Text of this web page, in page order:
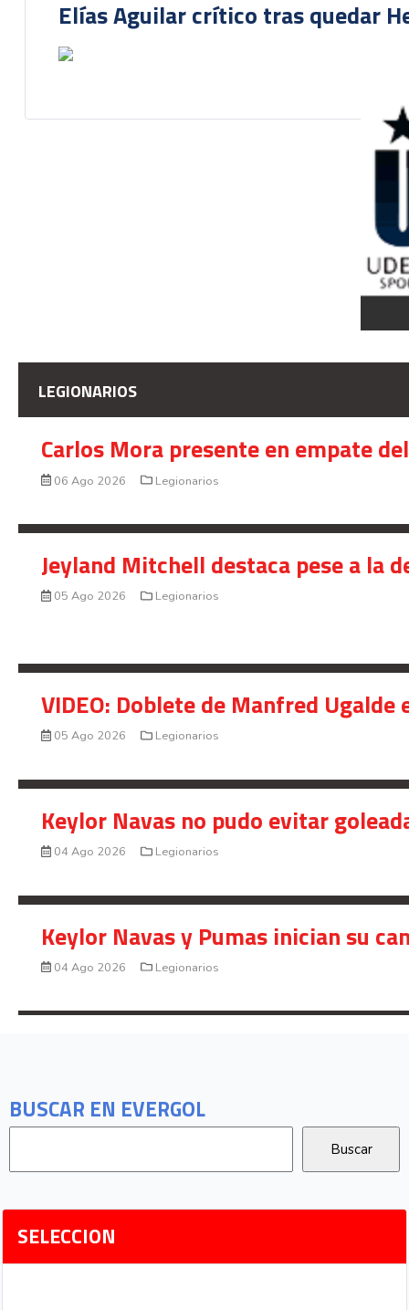
BUSCAR EN EVERGOL
SELECCION
Elías Aguilar crítico tras quedar
LEGIONARIOS
Carlos Mora presente en empate
06 Ago 2026 Legionarios
Jeyland Mitchell destaca pese a la
05 Ago 2026 Legionarios
VIDEO: Doblete de Manfred
05 Ago 2026 Legionarios
Keylor Navas no pudo evitar
04 Ago 2026 Legionarios
Keylor Navas y Pumas inician su
04 Ago 2026 Legionarios